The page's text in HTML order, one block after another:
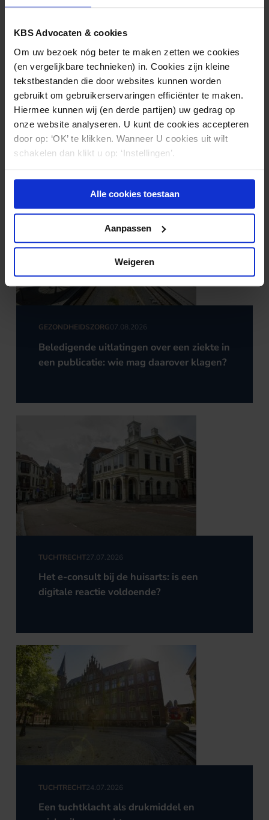
KBS Advocaten & cookies
Om uw bezoek nóg beter te maken zetten we cookies
(en vergelijkbare technieken) in. Cookies zijn kleine
tekstbestanden die door websites kunnen worden
gebruikt om gebruikerservaringen efficiënter te maken.
Hiermee kunnen wij (en derde partijen) uw gedrag op
onze website analyseren. U kunt de cookies accepteren
door op: ‘OK’ te klikken. Wanneer U cookies uit wilt
schakelen dan klikt u op: ‘Instellingen’.
Alle cookies toestaan
Aanpassen
Weigeren
hoogstwaarschijnlijk te maken hebben gehad met
(voorwaardelijke) schorsing van de inschrijving in het
BIG-register. Hier eindigde de tuchtzaak voor de
klager in een F-mineur.
Nieuws & kennis
Ook interessant?
GEZONDHEIDSZORG07.08.2026
Beledigende uitlatingen over een ziekte in
een publicatie: wie mag daarover klagen?
TUCHTRECHT27.07.2026
Het e-consult bij de huisarts: is een
digitale reactie voldoende?
TUCHTRECHT24.07.2026
Een tuchtklacht als drukmiddel en